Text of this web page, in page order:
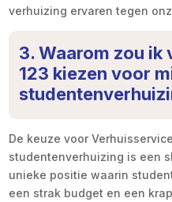
verhuizing ervaren tegen
3. Waarom zou
123 kiezen voor
De keuze voor
studentenverhuizing is een
unieke positie waarin
een strak budget en een